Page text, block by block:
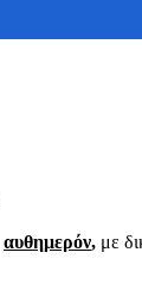
αυθημερόν, με